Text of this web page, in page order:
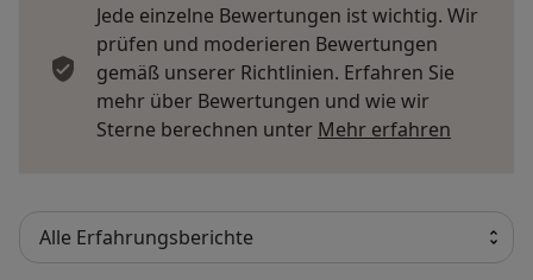
Jede einzelne Bewertungen ist wichtig. Wir
prüfen und moderieren Bewertungen
gemäß unserer Richtlinien. Erfahren Sie
mehr über Bewertungen und wie wir
Sterne berechnen unter Mehr erfahren